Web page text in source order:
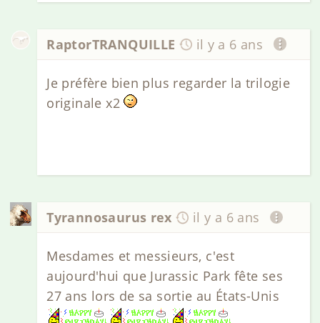
RaptorTRANQUILLE il y a 6 ans
Je préfère bien plus regarder la trilogie
originale x2
Tyrannosaurus rex il y a 6 ans
Mesdames et messieurs, c'est
aujourd'hui que Jurassic Park fête ses
27 ans lors de sa sortie au États-Unis